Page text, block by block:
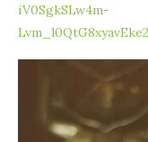
iV0SgkSLw4m-